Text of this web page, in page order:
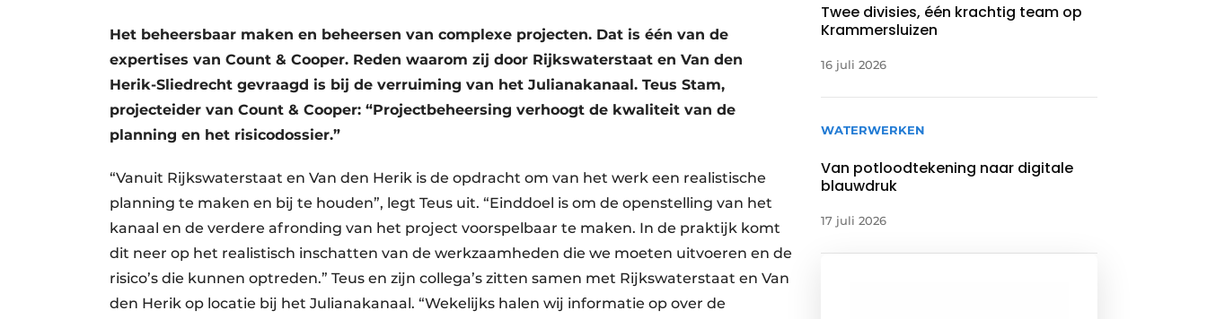
Het beheersbaar maken en beheersen van complexe projecten. Dat is één van de
expertises van Count & Cooper. Reden waarom zij door Rijkswaterstaat en Van den
Herik-Sliedrecht gevraagd is bij de verruiming van het Julianakanaal. Teus Stam,
projecteider van Count & Cooper: “Projectbeheersing verhoogt de kwaliteit van de
planning en het risicodossier.”
“Vanuit Rijkswaterstaat en Van den Herik is de opdracht om van het werk een realistische
planning te maken en bij te houden”, legt Teus uit. “Einddoel is om de openstelling van het
kanaal en de verdere afronding van het project voorspelbaar te maken. In de praktijk komt
dit neer op het realistisch inschatten van de werkzaamheden die we moeten uitvoeren en de
risico’s die kunnen optreden.” Teus en zijn collega’s zitten samen met Rijkswaterstaat en Van
den Herik op locatie bij het Julianakanaal. “Wekelijks halen wij informatie op over de
Twee divisies, één krachtig team op
Krammersluizen
16 juli 2026
WATERWERKEN
Van potloodtekening naar digitale
blauwdruk
17 juli 2026